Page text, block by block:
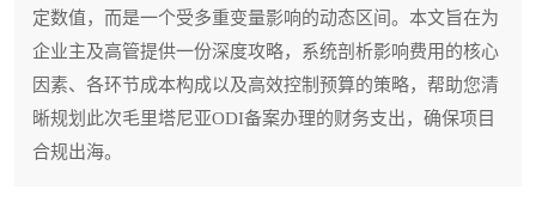
定数值，而是一个受多重变量影响的动态区间。本文旨在为
企业主及高管提供一份深度攻略，系统剖析影响费用的核心
因素、各环节成本构成以及高效控制预算的策略，帮助您清
晰规划此次毛里塔尼亚ODI备案办理的财务支出，确保项目
合规出海。